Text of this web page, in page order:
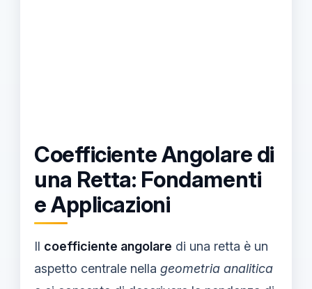
Coefficiente Angolare di
una Retta: Fondamenti
e Applicazioni
Il coefficiente angolare di una retta è un
aspetto centrale nella geometria analitica